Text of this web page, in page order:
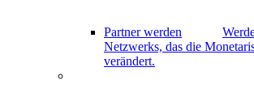
Partner werden
Netzwerks, das die
verändert.